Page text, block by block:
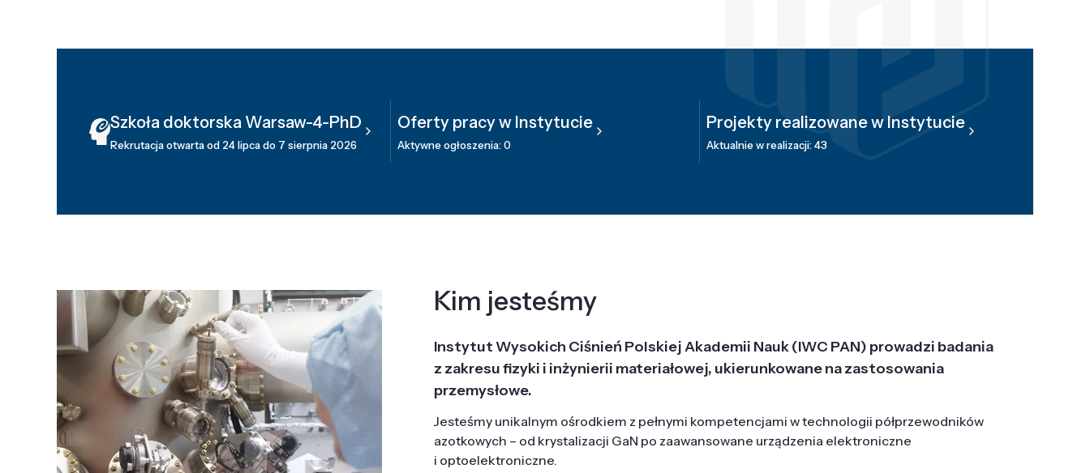
Szkoła doktorska Warsaw-4-PhD
Rekrutacja otwarta od 24 lipca do 7 sierpnia 2026
Oferty pracy w Instytucie
Aktywne ogłoszenia: 0
Projekty realizowane w Instytucie
Aktualnie w realizacji: 43
Kim jesteśmy
Instytut Wysokich Ciśnień Polskiej Akademii Nauk (IWC PAN) prowadzi badania
z zakresu fizyki i inżynierii materiałowej, ukierunkowane na zastosowania
przemysłowe.
Jesteśmy unikalnym ośrodkiem z pełnymi kompetencjami w technologii półprzewodników
azotkowych – od krystalizacji GaN po zaawansowane urządzenia elektroniczne
i optoelektroniczne.